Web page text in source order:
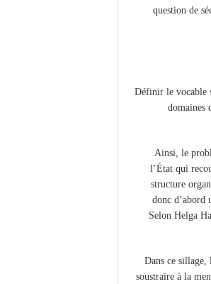
question de
Définir le vocable
domaines
Ainsi, le
l’État qui
structure
donc d’abord
Selon Helga
Dans ce sillage,
soustraire à la